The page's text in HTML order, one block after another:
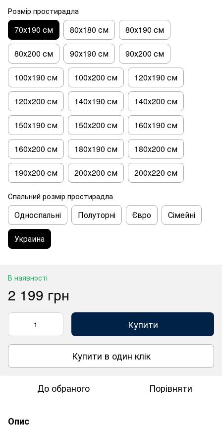
Розмір простирадла
70х190 см 80х180 см 80х190 см
80х200 см 90х190 см 90х200 см
100х190 см 100х200 см 120х190 см
120х200 см 140х190 см 140х200 см
150х190 см 150х200 см 160х190 см
160х200 см 180х190 см 180х200 см
190х200 см 200х200 см 200х220 см
Спальний розмір простирадла
Односпальні Полуторні Євро Сімейні
Украина
В наявності
2 199 грн
Купити
Купити в один клік
До обраного Порівняти
Опис